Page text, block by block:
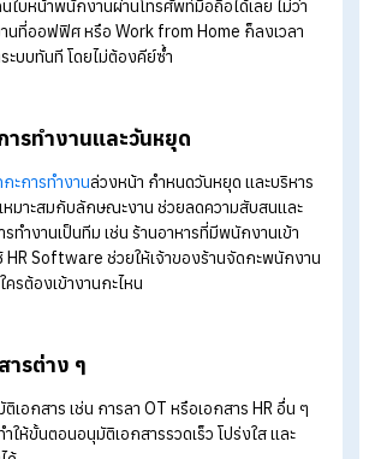
-ออกงานออนไลน์
าเข้างาน-ออกงานเป็นเรื่องง่าย รองรับการลงเ